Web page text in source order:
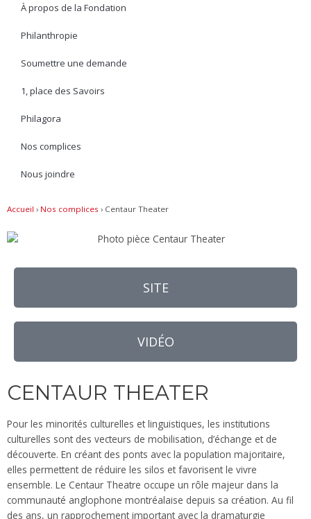
À propos de la Fondation
Philanthropie
Soumettre une demande
1, place des Savoirs
Philagora
Nos complices
Nous joindre
Accueil › Nos complices › Centaur Theater
SITE
VIDÉO
CENTAUR THEATER
Pour les minorités culturelles et linguistiques, les institutions
culturelles sont des vecteurs de mobilisation, d’échange et de
découverte. En créant des ponts avec la population majoritaire,
elles permettent de réduire les silos et favorisent le vivre
ensemble. Le Centaur Theatre occupe un rôle majeur dans la
communauté anglophone montréalaise depuis sa création. Au fil
des ans, un rapprochement important avec la dramaturgie